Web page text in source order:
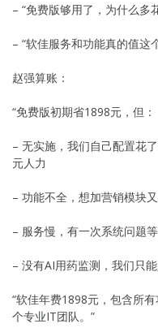
– “免费版够用了，为什么多
– “软佳服务和功能真的值这
赵强算账：
“免费版初期省1898元，但：
– 无实施，我们自己配置花
元人力
– 功能不全，想加营销模块
– 服务慢，有一次系统问题
– 没有AI用药监测，我们只
“软佳年费1898元，包含所
个专业IT团队。”